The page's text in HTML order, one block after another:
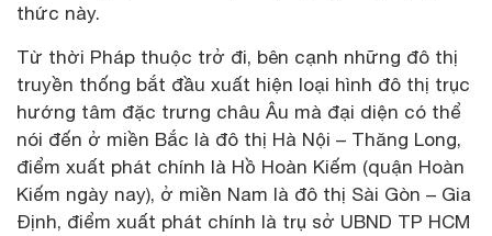
thức này.
Từ thời Pháp thuộc trở đi, bên cạnh những đô thị
truyền thống bắt đầu xuất hiện loại hình đô thị trục
hướng tâm đặc trưng châu Âu mà đại diện có thể
nói đến ở miền Bắc là đô thị Hà Nội – Thăng Long,
điểm xuất phát chính là Hồ Hoàn Kiếm (quận Hoàn
Kiếm ngày nay), ở miền Nam là đô thị Sài Gòn – Gia
Định, điểm xuất phát chính là trụ sở UBND TP HCM